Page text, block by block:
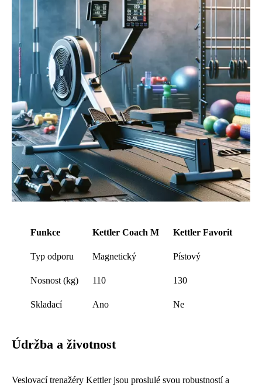
Funkce Kettler Coach M Kettler Favorit
Typ odporu Magnetický Pístový
Nosnost (kg) 110 130
Skladací Ano Ne
Údržba a životnost
Veslovací trenažéry Kettler jsou proslulé svou robustností a